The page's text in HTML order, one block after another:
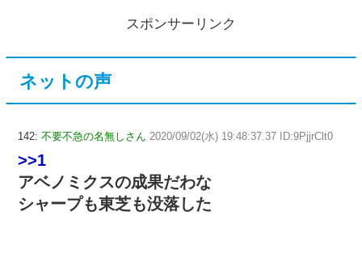
スポンサーリンク
ネットの声
142: 不要不急の名無しさん 2020/09/02(水) 19:48:37.37 ID:9PjjrClt0
>>1
アベノミクスの成果だわな
シャープも東芝も没落した